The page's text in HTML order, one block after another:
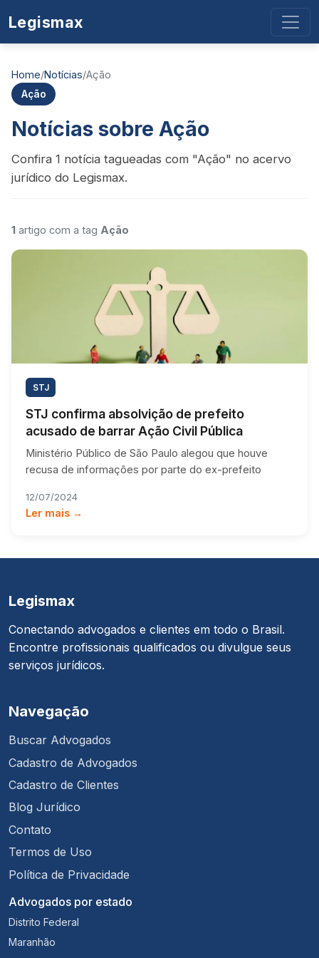
Legismax
Home/Notícias/Ação
Ação
Notícias sobre Ação
Confira 1 notícia tagueadas com "Ação" no acervo
jurídico do Legismax.
1 artigo com a tag Ação
STJ
STJ confirma absolvição de prefeito
acusado de barrar Ação Civil Pública
Ministério Público de São Paulo alegou que houve
recusa de informações por parte do ex-prefeito
12/07/2024
Ler mais →
Legismax
Conectando advogados e clientes em todo o Brasil.
Encontre profissionais qualificados ou divulgue seus
serviços jurídicos.
Navegação
Buscar Advogados
Cadastro de Advogados
Cadastro de Clientes
Blog Jurídico
Contato
Termos de Uso
Política de Privacidade
Advogados por estado
Distrito Federal
Maranhão